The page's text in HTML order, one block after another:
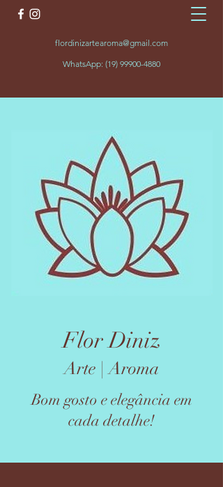
flordinizartearoma@gmail.com
WhatsApp: (19) 99900-4880
Flor Diniz
Arte | Aroma
Bom gosto e elegância em
cada detalhe!